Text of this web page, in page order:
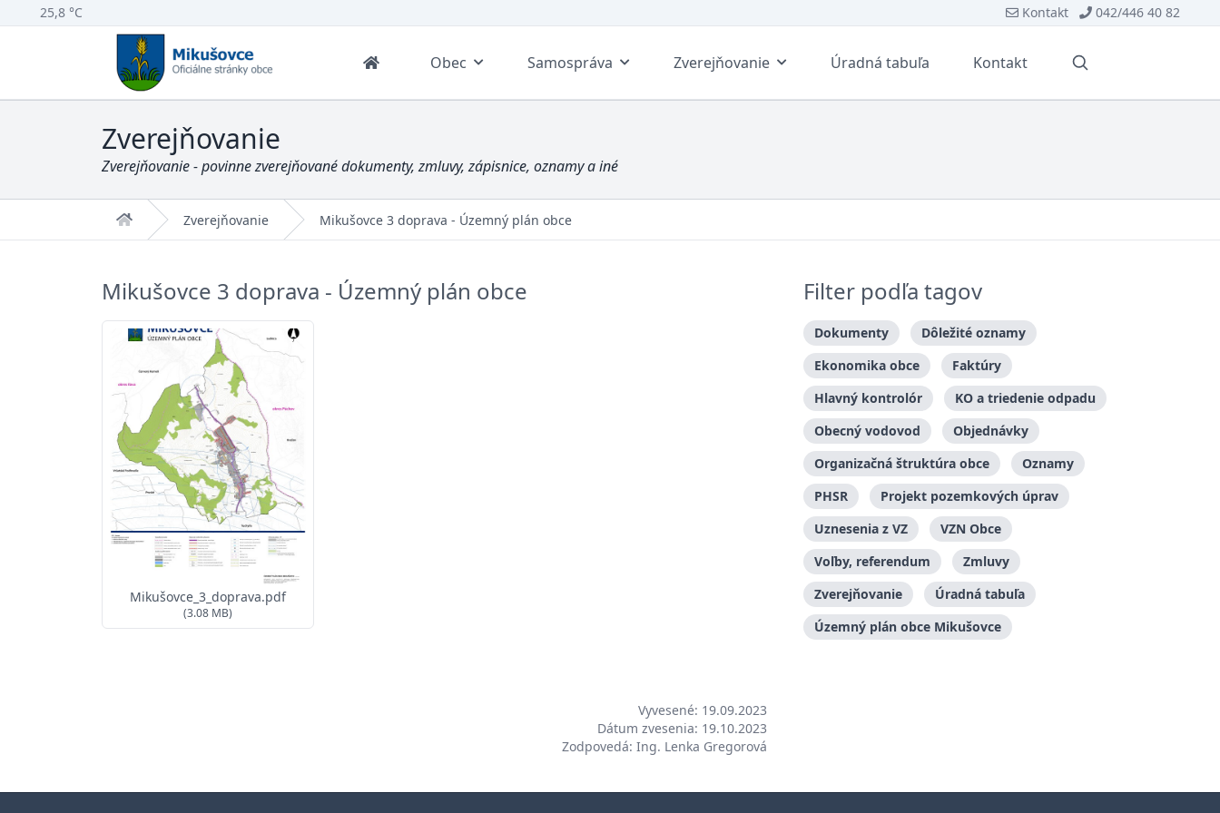
25,8 °C Kontakt 042/446 40 82
Obec Samospráva Zverejňovanie Úradná tabuľa Kontakt Vyhľadávanie
Zverejňovanie
Zverejňovanie - povinne zverejňované dokumenty, zmluvy, zápisnice, oznamy a iné
Domov Zverejňovanie Mikušovce 3 doprava - Územný plán obce
Mikušovce 3 doprava - Územný plán obce
Mikušovce_3_doprava.pdf
(3.08 MB)
Vyvesené: 19.09.2023
Dátum zvesenia: 19.10.2023
Zodpovedá: Ing. Lenka Gregorová
Filter podľa tagov
Dokumenty
Dôležité oznamy
Ekonomika obce
Faktúry
Hlavný kontrolór
KO a triedenie odpadu
Obecný vodovod
Objednávky
Organizačná štruktúra obce
Oznamy
PHSR
Projekt pozemkových úprav
Uznesenia z VZ
VZN Obce
Voľby, referendum
Zmluvy
Zverejňovanie
Úradná tabuľa
Územný plán obce Mikušovce